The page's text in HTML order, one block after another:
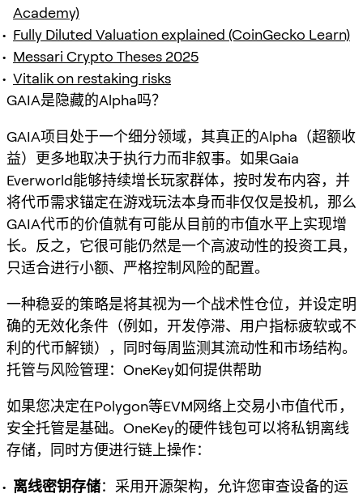
Academy)
Fully Diluted Valuation explained (CoinGecko Learn)
Messari Crypto Theses 2025
Vitalik on restaking risks
GAIA是隐藏的Alpha吗？
GAIA项目处于一个细分领域，其真正的Alpha（超额收
益）更多地取决于执行力而非叙事。如果Gaia
Everworld能够持续增长玩家群体，按时发布内容，并
将代币需求锚定在游戏玩法本身而非仅仅是投机，那么
GAIA代币的价值就有可能从目前的市值水平上实现增
长。反之，它很可能仍然是一个高波动性的投资工具，
只适合进行小额、严格控制风险的配置。
一种稳妥的策略是将其视为一个战术性仓位，并设定明
确的无效化条件（例如，开发停滞、用户指标疲软或不
利的代币解锁），同时每周监测其流动性和市场结构。
托管与风险管理：OneKey如何提供帮助
如果您决定在Polygon等EVM网络上交易小市值代币，
安全托管是基础。OneKey的硬件钱包可以将私钥离线
存储，同时方便进行链上操作：
离线密钥存储：采用开源架构，允许您审查设备的运